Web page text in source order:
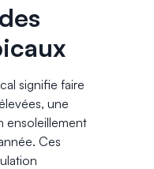
signifie faire
une
ensoleillement
Ces